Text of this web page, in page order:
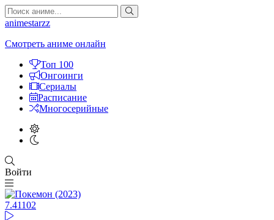
animestarzz
Смотреть аниме онлайн
Топ 100
Онгоинги
Сериалы
Расписание
Многосерийные
Войти
7.41102